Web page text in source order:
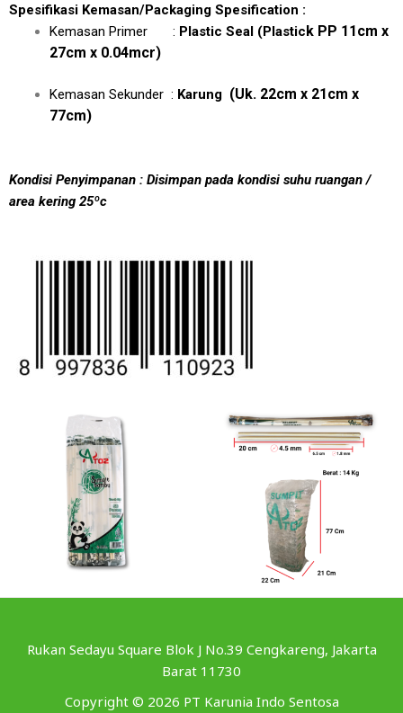
Spesifikasi Kemasan/Packaging Spesification :
Kemasan Primer : Plastic Seal (Plastick PP 11cm x
27cm x 0.04mcr)
Kemasan Sekunder : Karung (Uk. 22cm x 21cm x
77cm)
Kondisi Penyimpanan : Disimpan pada kondisi suhu ruangan /
area kering 25ºc
Rukan Sedayu Square Blok J No.39 Cengkareng, Jakarta
Barat 11730
Copyright © 2026 PT Karunia Indo Sentosa